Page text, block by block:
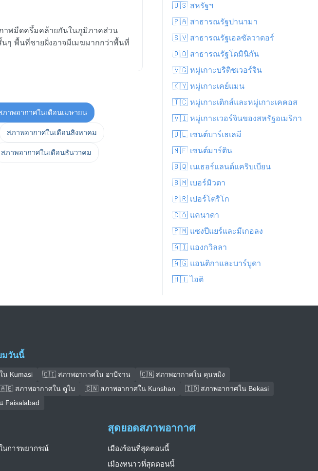
าพมืดครึ้มคล้ายกันในภูมิภาคส่วน
นๆ พื้นที่ชายฝั่งอาจมีเมฆมากกว่าพื้นที่
ภาพอากาศในเดือนเมษายน
สภาพอากาศในเดือนสิงหาคม
สภาพอากาศในเดือนธันวาคม
🇺🇸 สหรัฐฯ
🇵🇦 สาธารณรัฐปานามา
🇸🇻 สาธารณรัฐเอลซัลวาดอร์
🇩🇴 สาธารณรัฐโดมินิกัน
🇻🇬 หมู่เกาะบริติชเวอร์จิน
🇰🇾 หมู่เกาะเคย์แมน
🇹🇨 หมู่เกาะเติกส์และหมู่เกาะเคคอส
🇻🇮 หมู่เกาะเวอร์จินของสหรัฐอเมริกา
🇧🇱 เซนต์บาร์เธเลมี
🇲🇫 เซนต์มาร์ติน
🇧🇶 เนเธอร์แลนด์แคริบเบียน
🇧🇲 เบอร์มิวดา
🇵🇷 เปอร์โตริโก
🇨🇦 แคนาดา
🇵🇲 แซงปีแยร์และมีเกอลง
🇦🇮 แองกวิลลา
🇦🇬 แอนติกาและบาร์บูดา
🇭🇹 ไฮติ
มวันนี้
Kumasi 🇨🇮 สภาพอากาศใน อาบีจาน
🇨🇳 สภาพอากาศใน คุนหมิง
🇦🇪 สภาพอากาศใน ดูไบ 🇨🇳 สภาพอากาศใน Kunshan
🇮🇩 สภาพอากาศใน Bekasi
นการพยากรณ์
สุดยอดสภาพอากาศ
เมืองร้อนที่สุดตอนนี้
เมืองหนาวที่สุดตอนนี้